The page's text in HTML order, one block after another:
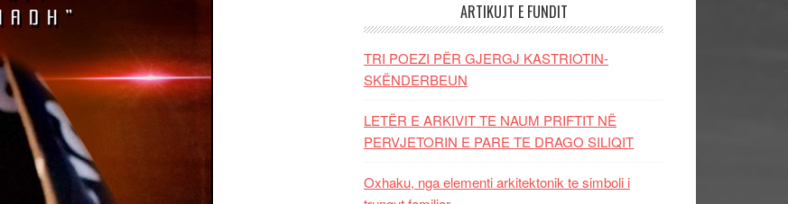
ARTIKUJT E FUNDIT
TRI POEZI PËR GJERGJ KASTRIOTIN-
SKËNDERBEUN
LETËR E ARKIVIT TE NAUM PRIFTIT NË
PERVJETORIN E PARE TE DRAGO SILIQIT
Oxhaku, nga elementi arkitektonik te simboli i